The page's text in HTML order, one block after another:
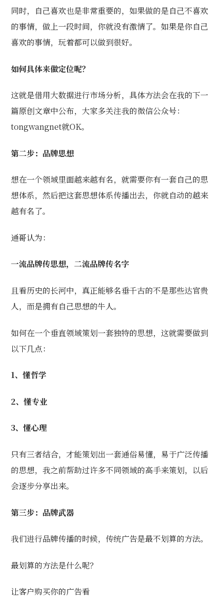
同时，自己喜欢也是非常重要的，如果做的是自己不喜欢
的事情，做上一段时间，你就没有激情了。如果是你自己
喜欢的事情，玩着都可以做到很好。
如何具体来做定位呢？
这就是借用大数据进行市场分析，具体方法会在我的下一
篇原创文章中公布，大家多关注我的微信公众号：
tongwangnet就OK。
第二步：品牌思想
想在一个领域里面越来越有名，就需要你有一套自己的思
想体系，然后把这套思想体系传播出去，你就自动的越来
越有名了。
通哥认为：
一流品牌传思想，二流品牌传名字
且看历史的长河中，真正能够名垂千古的不是那些达官贵
人，而是拥有自己思想的牛人。
如何在一个垂直领域策划一套独特的思想，这就需要做到
以下几点：
1、懂哲学
2、懂专业
3、懂心理
只有三者结合，才能策划出一套通俗易懂，易于广泛传播
的思想，我之前帮助过许多不同领域的高手来策划，以后
会逐步分享出来。
第三步：品牌武器
我们进行品牌传播的时候，传统广告是最不划算的方法。
最划算的方法是什么呢？
让客户购买你的广告看